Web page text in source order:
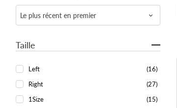
Taille
Left
(16)
Right
(27)
1Size
(15)